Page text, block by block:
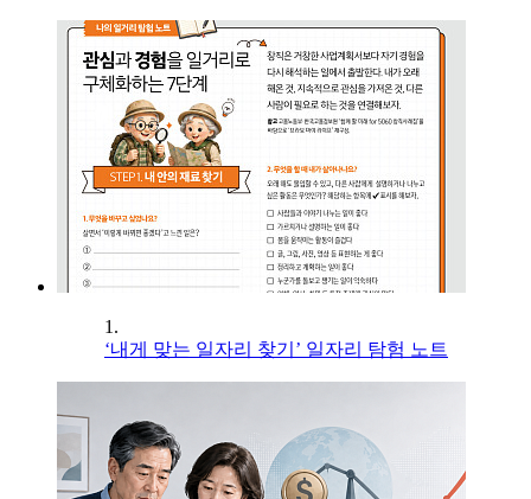
1.
‘내게 맞는 일자리 찾기’ 일자리 탐험 노트